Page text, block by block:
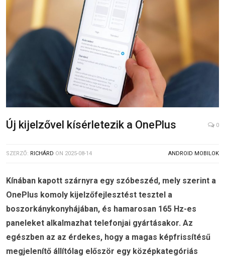
Új kijelzővel kísérletezik a OnePlus 0
SZERZŐ: RICHÁRD ON 2025-08-14 ANDROID MOBILOK
Kínában kapott szárnyra egy szóbeszéd, mely szerint a
OnePlus komoly kijelzőfejlesztést tesztel a
boszorkánykonyhájában, és hamarosan 165 Hz-es
paneleket alkalmazhat telefonjai gyártásakor. Az
egészben az az érdekes, hogy a magas képfrissítésű
megjelenítő állítólag először egy középkategóriás